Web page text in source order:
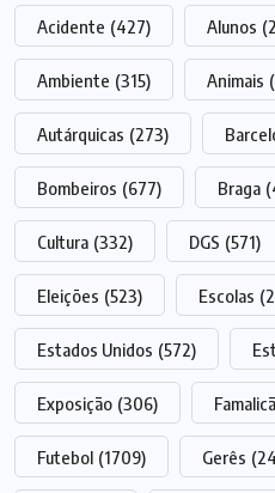
Acidente (427) Alunos
Ambiente (315) Animais
Autárquicas (273)
Bombeiros (677) Braga
Cultura (332) DGS (571)
Eleições (523) Escolas
Estados Unidos (572)
Exposição (306)
Futebol (1709) Gerês